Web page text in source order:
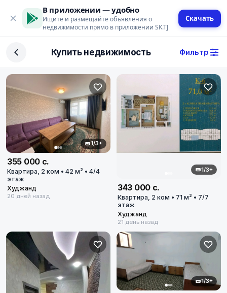
В приложении — удобно
Ищите и размещайте объявления о
недвижимости прямо в приложении SK.TJ
Скачать
Фильтр
Купить Арендовать
Поиск
Тип недвижимости
Тип
Худжанд
Диапазон цен
Купить недвижимость Фильтр
1/3+
355 000 с.
Квартира, 2 ком • 42 м² • 4/4
этаж
Худжанд
20 дней назад
1/3+
343 000 с.
Квартира, 2 ком • 71 м² • 7/7
этаж
Худжанд
21 день назад
1/3+